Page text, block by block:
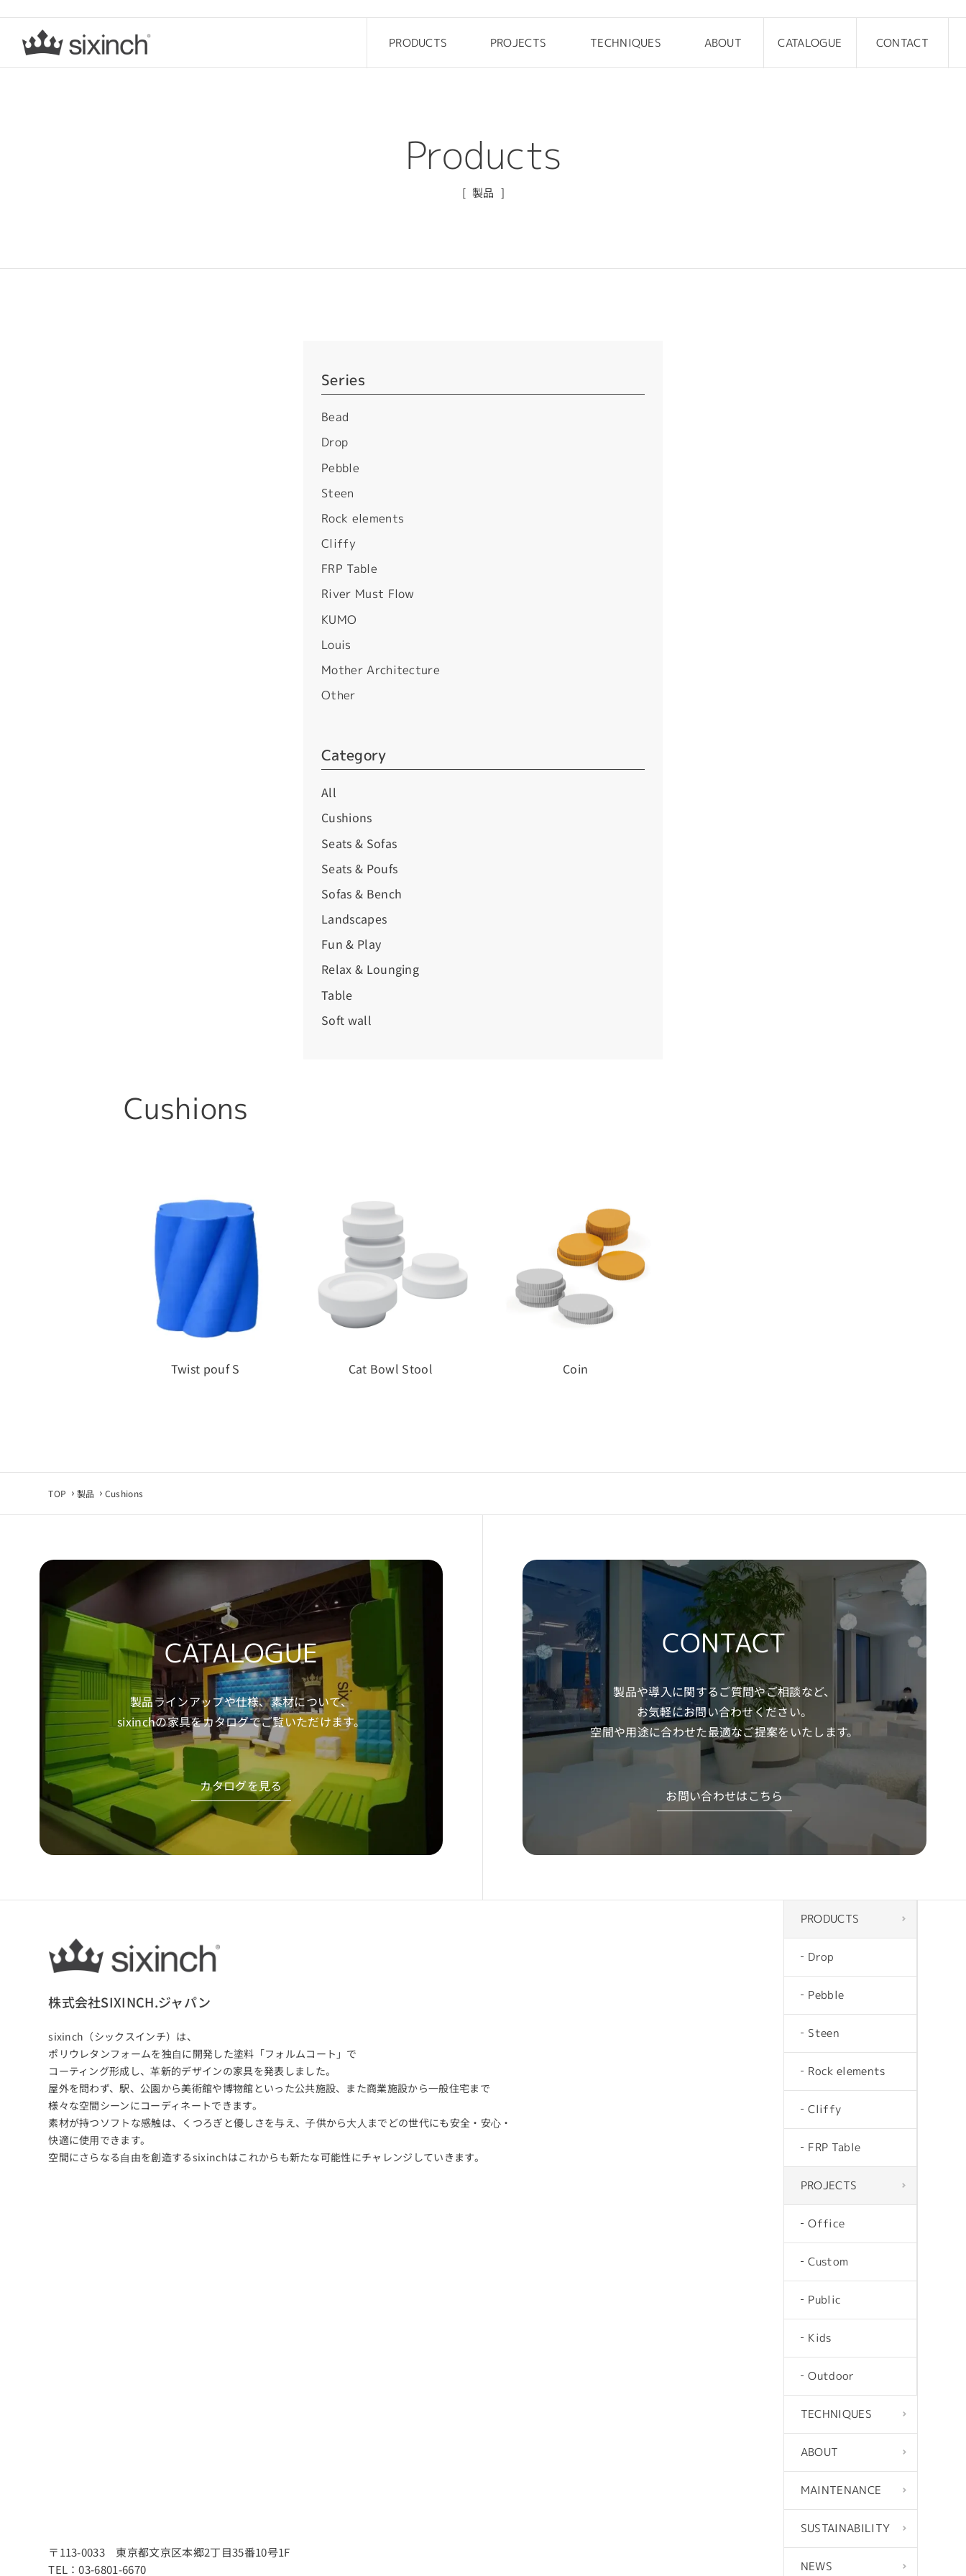
PRODUCTS
Rock elements
PROJECTS
Kids
TECHNIQUES ABOUT CATALOGUE CONTACT
Products
製品
Cushions
Twist pouf S Cat Bowl Stool Coin
Series
Bead
Drop
Pebble
Steen
Rock elements
Cliffy
FRP Table
River Must Flow
KUMO
Louis
Mother Architecture
Other
Category
All
Cushions
Seats & Sofas
Seats & Poufs
Sofas & Bench
Landscapes
Fun & Play
Relax & Lounging
Table
Soft wall
TOP 製品 Cushions
CATALOGUE
製品ラインアップや仕様、素材について、
sixinchの家具をカタログでご覧いただけます。
カタログを見る
CONTACT
製品や導入に関するご質問やご相談など、
お気軽にお問い合わせください。
空間や用途に合わせた最適なご提案をいたします。
お問い合わせはこちら
株式会社SIXINCH.ジャパン
sixinch（シックスインチ）は、
ポリウレタンフォームを独⾃に開発した塗料「フォルムコート」で
コーティング形成し、⾰新的デザインの家具を発表しました。
屋外を問わず、駅、公園から美術館や博物館といった公共施設、また商業施設から⼀般住宅まで
様々な空間シーンにコーディネートできます。
素材が持つソフトな感触は、くつろぎと優しさを与え、⼦供から⼤⼈までどの世代にも安全・安⼼・
快適に使⽤できます。
空間にさらなる⾃由を創造するsixinchはこれからも新たな可能性にチャレンジしていきます。
〒113-0033 東京都文京区本郷2丁目35番10号1F
TEL：03-6801-6670
PRODUCTS
Drop
Pebble
Steen
Rock elements
Cliffy
FRP Table
PROJECTS
Office
Custom
Public
Kids
Outdoor
TECHNIQUES
ABOUT
MAINTENANCE
SUSTAINABILITY
NEWS